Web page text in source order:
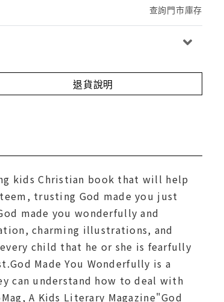
查詢門市庫存
退貨說明
kids Christian book that will help
trusting God made you just
made you wonderfully and
charming illustrations, and
child that he or she is fearfully
Made You Wonderfully is a
can understand how to deal with
A Kids Literary Magazine"God